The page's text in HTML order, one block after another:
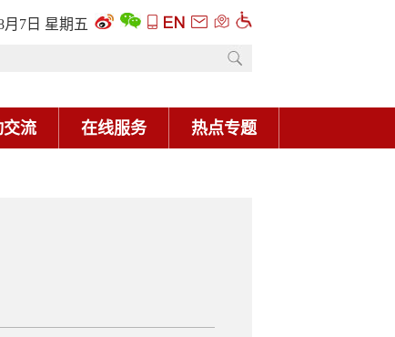
月7日 星期五
交流 在线服务 热点专题